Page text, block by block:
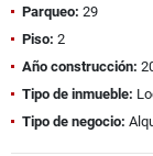
Parqueo: 29
Piso: 2
Año construcción:
Tipo de inmueble:
Tipo de negocio: